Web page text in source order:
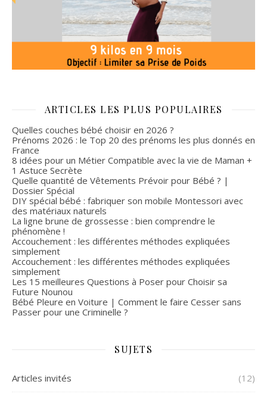
ARTICLES LES PLUS POPULAIRES
Quelles couches bébé choisir en 2026 ?
Prénoms 2026 : le Top 20 des prénoms les plus donnés en
France
8 idées pour un Métier Compatible avec la vie de Maman +
1 Astuce Secrète
Quelle quantité de Vêtements Prévoir pour Bébé ? |
Dossier Spécial
DIY spécial bébé : fabriquer son mobile Montessori avec
des matériaux naturels
La ligne brune de grossesse : bien comprendre le
phénomène !
Accouchement : les différentes méthodes expliquées
simplement
Accouchement : les différentes méthodes expliquées
simplement
Les 15 meilleures Questions à Poser pour Choisir sa
Future Nounou
Bébé Pleure en Voiture | Comment le faire Cesser sans
Passer pour une Criminelle ?
SUJETS
Articles invités (12)